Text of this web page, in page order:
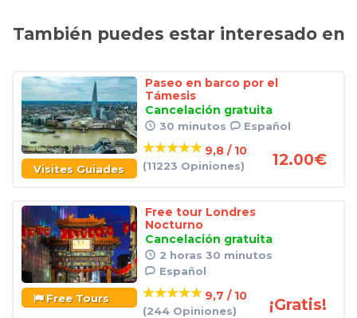
También puedes estar interesado en
Visites Guiades
Paseo en barco por el
Támesis
Cancelación gratuita
30 minutos Español
9,8 / 10
(11223 Opiniones) 12.00€
Free Tours
Free tour Londres
Nocturno
Cancelación gratuita
2 horas 30 minutos
Español
9,7 / 10
(244 Opiniones) ¡Gratis!